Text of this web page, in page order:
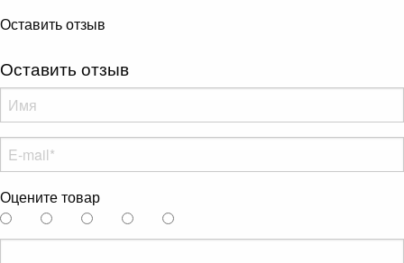
Оставить отзыв
Оставить отзыв
Оцените товар